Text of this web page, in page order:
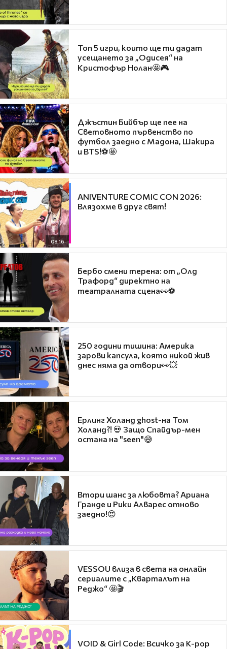
Топ 5 игри, които ще ти дадат
усещането за „Одисея“ на
Кристофър Нолан🤩🎮
Джъстин Бийбър ще пее на
Световното първенство по
футбол заедно с Мадона, Шакира
и BTS!⚽🤩
08:16
ANIVENTURE COMIC CON 2026:
Влязохме в друг свят!
Бербо смени терена: от „Олд
Трафорд“ директно на
театралната сцена👀⚽
250 години тишина: Америка
зарови капсула, която никой жив
днес няма да отвори👀💥
Ерлинг Холанд ghost-на Том
Холанд?! 💀 Защо Спайдър-мен
остана на "seen"😅
Втори шанс за любовта? Ариана
Гранде и Рики Алварес отново
заедно!😍
VESSOU влиза в света на онлайн
сериалите с „Кварталът на
Реджо“ 🤩🎬
VOID & Girl Code: Всичко за K-pop